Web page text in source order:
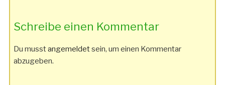
Schreibe einen Kommentar
Du musstangemeldetsein, um einen Kommentar
abzugeben.